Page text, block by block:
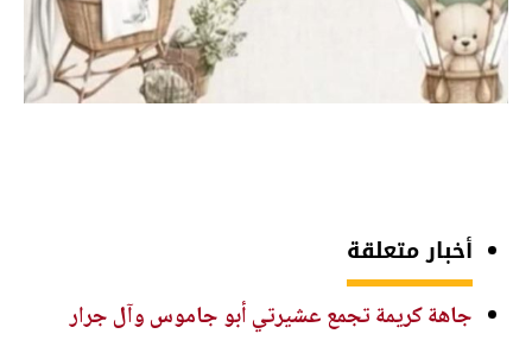
أخبار متعلقة
جاهة كريمة تجمع عشيرتي أبو جاموس وآل جرار